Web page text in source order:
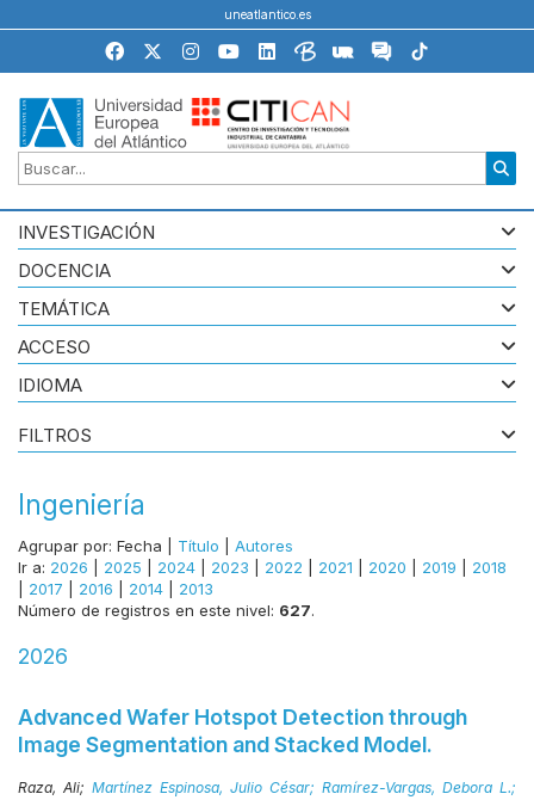
uneatlantico.es
INVESTIGACIÓN
DOCENCIA
TEMÁTICA
ACCESO
IDIOMA
Ingeniería
Agrupar por: Fecha Título
Autores
Ir a: 2026 2025 2024 2023 2022 2021 2020 2019
2018
2017 2016 2014
2013
Número de registros en este nivel: 627.
2026
Advanced Wafer Hotspot Detection through
Image Segmentation and Stacked Model.
Raza, Ali; Martínez Espinosa, Julio César; Ramírez-Vargas, Debora L.;
FILTROS